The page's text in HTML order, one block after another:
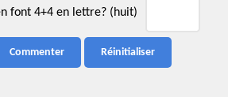
font 4+4 en lettre? (huit)